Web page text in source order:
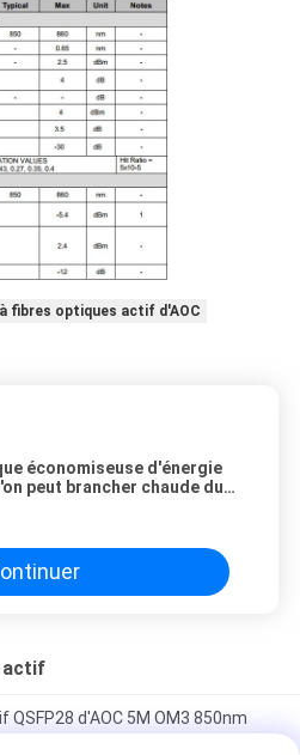
fibres optiques actif d'AOC
économiseuse d'énergie
peut brancher chaude du
actif
d'AOC 5M OM3 850nm